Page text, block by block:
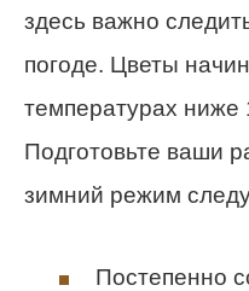
здесь важно
погоде. Цветы
температурах ниже
Подготовьте ваши
зимний режим
Постепенно